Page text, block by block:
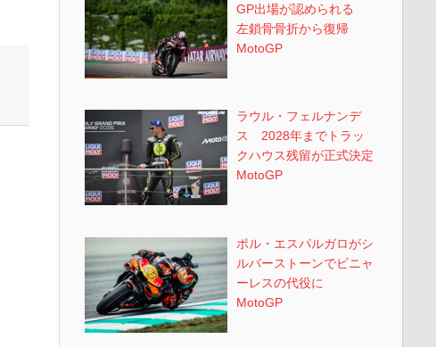
GP出場が認められる
左鎖骨骨折から復帰
MotoGP
ラウル・フェルナンデ
ス 2028年までトラッ
クハウス残留が正式決定
MotoGP
ポル・エスパルガロがシ
ルバーストーンでビニャ
ーレスの代役に
MotoGP